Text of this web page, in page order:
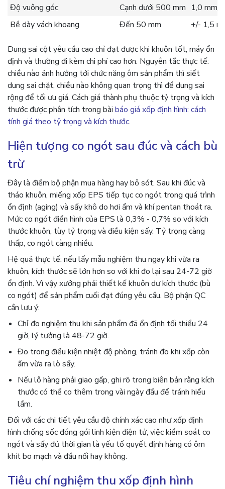
Độ vuông góc Cạnh dưới 500 mm 1,0 mm/
Bề dày vách khoang
Đến 50 mm +/- 1,5
Dung sai cột yêu cầu cao chỉ đạt được khi khuôn tốt, máy ổn
định và thường đi kèm chi phí cao hơn. Nguyên tắc thực tế:
chiều nào ảnh hưởng tới chức năng ôm sản phẩm thì siết
dung sai chặt, chiều nào không quan trọng thì để dung sai
rộng để tối ưu giá. Cách giá thành phụ thuộc tỷ trọng và kích
thước được phân tích trong bài báo giá xốp định hình: cách
tính giá theo tỷ trọng và kích thước.
Hiện tượng co ngót sau đúc và cách bù
trừ
Đây là điểm bộ phận mua hàng hay bỏ sót. Sau khi đúc và
tháo khuôn, miếng xốp EPS tiếp tục co ngót trong quá trình
ổn định (aging) và sấy khô do hơi ẩm và khí pentan thoát ra.
Mức co ngót điển hình của EPS là 0,3% - 0,7% so với kích
thước khuôn, tùy tỷ trọng và điều kiện sấy. Tỷ trọng càng
thấp, co ngót càng nhiều.
Hệ quả thực tế: nếu lấy mẫu nghiệm thu ngay khi vừa ra
khuôn, kích thước sẽ lớn hơn so với khi đo lại sau 24-72 giờ
ổn định. Vì vậy xưởng phải thiết kế khuôn dư kích thước (bù
co ngót) để sản phẩm cuối đạt đúng yêu cầu. Bộ phận QC
cần lưu ý:
Chỉ đo nghiệm thu khi sản phẩm đã ổn định tối thiểu 24
giờ, lý tưởng là 48-72 giờ.
Đo trong điều kiện nhiệt độ phòng, tránh đo khi xốp còn
ấm vừa ra lò sấy.
Nếu lô hàng phải giao gấp, ghi rõ trong biên bản rằng kích
thước có thể co thêm trong vài ngày đầu để tránh hiểu
lầm.
Đối với các chi tiết yêu cầu độ chính xác cao như xốp định
hình chống sốc đóng gói linh kiện điện tử, việc kiểm soát co
ngót và sấy đủ thời gian là yếu tố quyết định hàng có ôm
khít bo mạch và đầu nối hay không.
Tiêu chí nghiệm thu xốp định hình